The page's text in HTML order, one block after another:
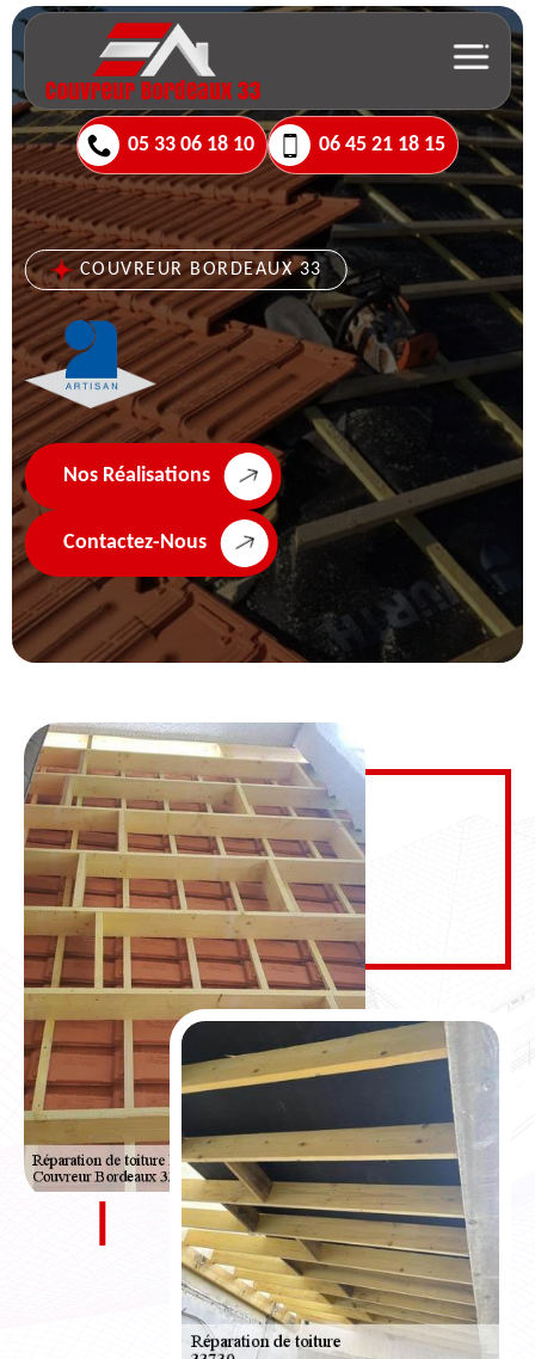
05 33 06 18 10 06 45 21 18 15
COUVREUR BORDEAUX 33
Nos Réalisations
Contactez-Nous